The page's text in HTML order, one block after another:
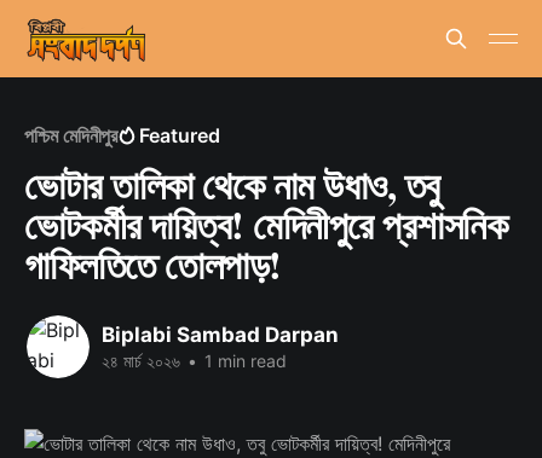
পশ্চিম মেদিনীপুর Featured
ভোটার তালিকা থেকে নাম উধাও, তবু
ভোটকর্মীর দায়িত্ব! মেদিনীপুরে প্রশাসনিক
গাফিলতিতে তোলপাড়!
Biplabi Sambad Darpan
২৪ মার্চ ২০২৬ • 1 min read